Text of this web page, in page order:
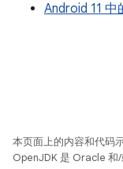
Android 11
本页面上的内容和代码
OpenJDK 是 Oracle 和/